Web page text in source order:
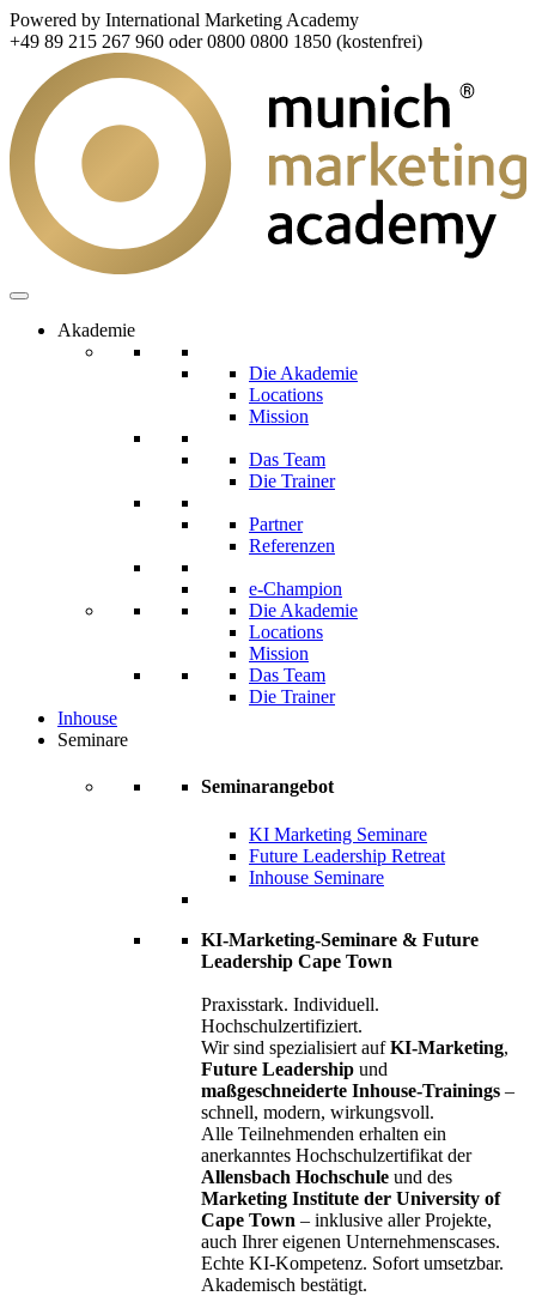
Powered by International Marketing Academy
+49 89 215 267 960 oder 0800 0800 1850 (kostenfrei)
Akademie
Die Akademie
Locations
Mission
Das Team
Die Trainer
Partner
Referenzen
e-Champion
Die Akademie
Locations
Mission
Das Team
Die Trainer
Inhouse
Seminare
Seminarangebot
KI Marketing Seminare
Future Leadership Retreat
Inhouse Seminare
KI-Marketing-Seminare & Future
Leadership Cape Town
Praxisstark. Individuell.
Hochschulzertifiziert.
Wir sind spezialisiert aufKI-Marketing,
Future Leadership und
maßgeschneiderte Inhouse-Trainings –
schnell, modern, wirkungsvoll.
Alle Teilnehmenden erhalten ein
anerkanntes Hochschulzertifikat der
Allensbach Hochschule und des
Marketing Institute der University of
Cape Town – inklusive aller Projekte,
auch Ihrer eigenen Unternehmenscases.
Echte KI-Kompetenz. Sofort umsetzbar.
Akademisch bestätigt.